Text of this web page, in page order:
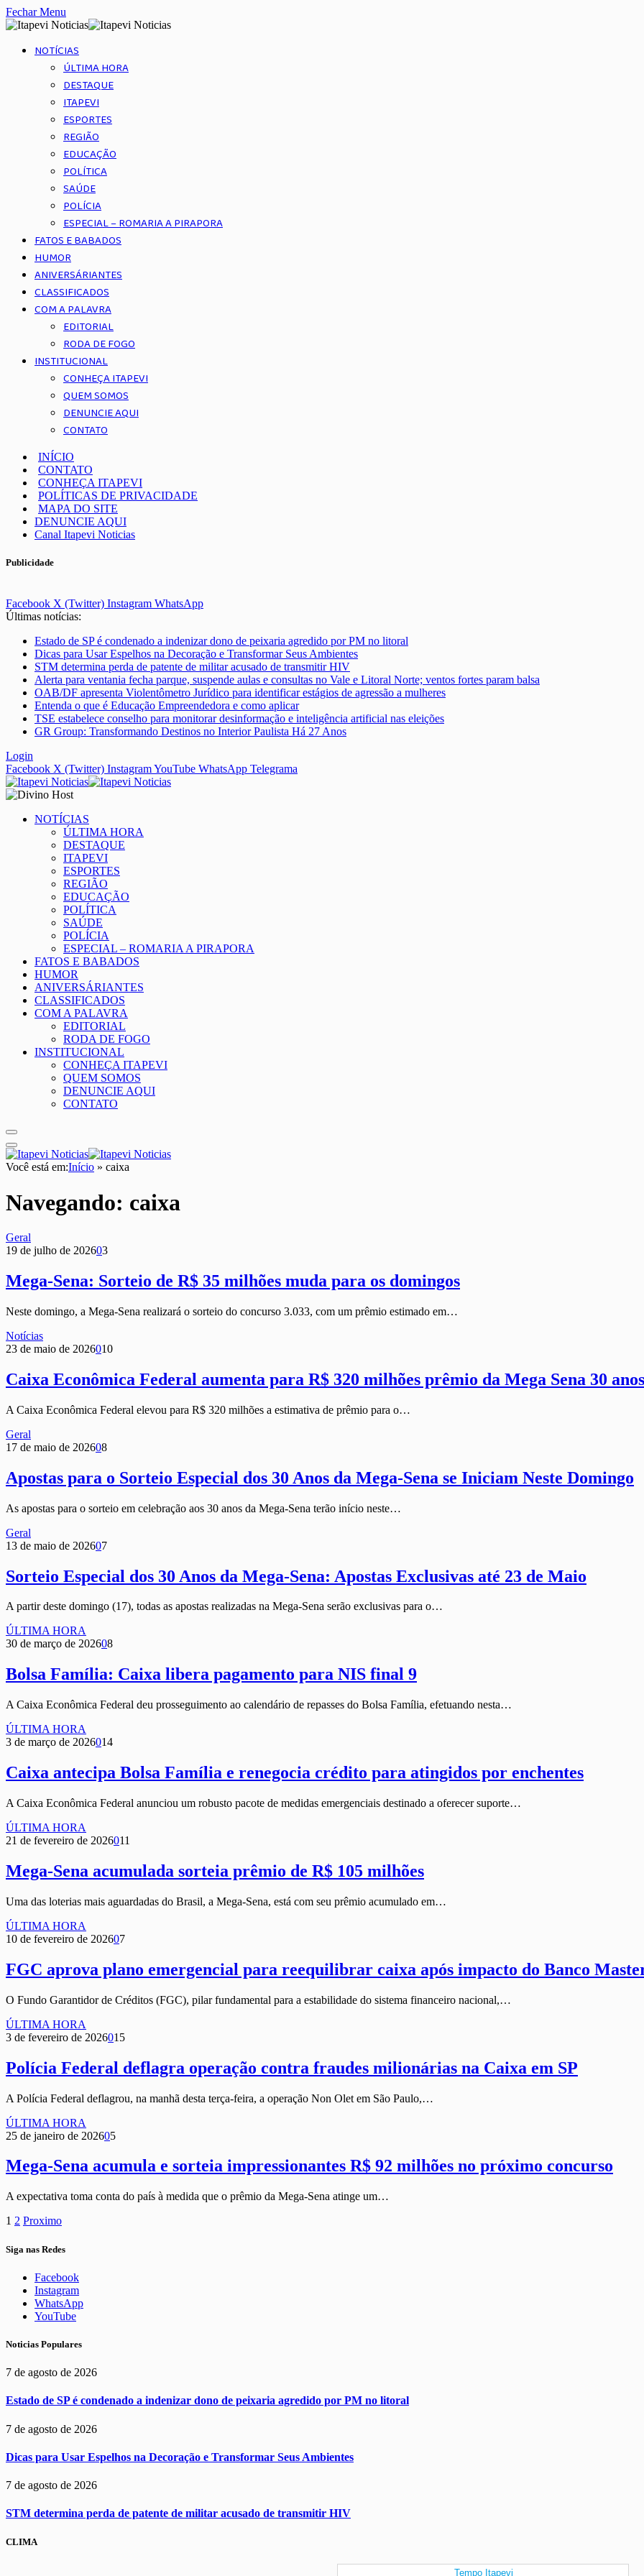
Fechar Menu
NOTÍCIAS
ÚLTIMA HORA
DESTAQUE
ITAPEVI
ESPORTES
REGIÃO
EDUCAÇÃO
POLÍTICA
SAÚDE
POLÍCIA
ESPECIAL – ROMARIA A PIRAPORA
FATOS E BABADOS
HUMOR
ANIVERSÁRIANTES
CLASSIFICADOS
COM A PALAVRA
EDITORIAL
RODA DE FOGO
INSTITUCIONAL
CONHEÇA ITAPEVI
QUEM SOMOS
DENUNCIE AQUI
CONTATO
INÍCIO
CONTATO
CONHEÇA ITAPEVI
POLÍTICAS DE PRIVACIDADE
MAPA DO SITE
DENUNCIE AQUI
Canal Itapevi Noticias
Publicidade
Facebook X (Twitter) Instagram WhatsApp
Últimas notícias:
Estado de SP é condenado a indenizar dono de peixaria agredido por PM no litoral
Dicas para Usar Espelhos na Decoração e Transformar Seus Ambientes
STM determina perda de patente de militar acusado de transmitir HIV
Alerta para ventania fecha parque, suspende aulas e consultas no Vale e Litoral Norte; ventos fortes param balsa
OAB/DF apresenta Violentômetro Jurídico para identificar estágios de agressão a mulheres
Entenda o que é Educação Empreendedora e como aplicar
TSE estabelece conselho para monitorar desinformação e inteligência artificial nas eleições
GR Group: Transformando Destinos no Interior Paulista Há 27 Anos
Login
Facebook X (Twitter) InstagramYouTube WhatsApp Telegrama
NOTÍCIAS
ÚLTIMA HORA
DESTAQUE
ITAPEVI
ESPORTES
REGIÃO
EDUCAÇÃO
POLÍTICA
SAÚDE
POLÍCIA
ESPECIAL – ROMARIA A PIRAPORA
FATOS E BABADOS
HUMOR
ANIVERSÁRIANTES
CLASSIFICADOS
COM A PALAVRA
EDITORIAL
RODA DE FOGO
INSTITUCIONAL
CONHEÇA ITAPEVI
QUEM SOMOS
DENUNCIE AQUI
CONTATO
Você está em:Início » caixa
Navegando: caixa
Geral
19 de julho de 202603
Mega-Sena: Sorteio de R$ 35 milhões muda para os domingos
Neste domingo, a Mega-Sena realizará o sorteio do concurso 3.033, com um prêmio estimado em…
Notícias
23 de maio de 2026010
Caixa Econômica Federal aumenta para R$ 320 milhões prêmio da Mega Sena 30 anos
A Caixa Econômica Federal elevou para R$ 320 milhões a estimativa de prêmio para o…
Geral
17 de maio de 202608
Apostas para o Sorteio Especial dos 30 Anos da Mega-Sena se Iniciam Neste Domingo
As apostas para o sorteio em celebração aos 30 anos da Mega-Sena terão início neste…
Geral
13 de maio de 202607
Sorteio Especial dos 30 Anos da Mega-Sena: Apostas Exclusivas até 23 de Maio
A partir deste domingo (17), todas as apostas realizadas na Mega-Sena serão exclusivas para o…
ÚLTIMA HORA
30 de março de 202608
Bolsa Família: Caixa libera pagamento para NIS final 9
A Caixa Econômica Federal deu prosseguimento ao calendário de repasses do Bolsa Família, efetuando nesta…
ÚLTIMA HORA
3 de março de 2026014
Caixa antecipa Bolsa Família e renegocia crédito para atingidos por enchentes
A Caixa Econômica Federal anunciou um robusto pacote de medidas emergenciais destinado a oferecer suporte…
ÚLTIMA HORA
21 de fevereiro de 2026011
Mega-Sena acumulada sorteia prêmio de R$ 105 milhões
Uma das loterias mais aguardadas do Brasil, a Mega-Sena, está com seu prêmio acumulado em…
ÚLTIMA HORA
10 de fevereiro de 202607
FGC aprova plano emergencial para reequilibrar caixa após impacto do Banco
O Fundo Garantidor de Créditos (FGC), pilar fundamental para a estabilidade do sistema financeiro nacional,…
ÚLTIMA HORA
3 de fevereiro de 2026015
Polícia Federal deflagra operação contra fraudes milionárias na Caixa em SP
A Polícia Federal deflagrou, na manhã desta terça-feira, a operação Non Olet em São Paulo,…
ÚLTIMA HORA
25 de janeiro de 202605
Mega-Sena acumula e sorteia impressionantes R$ 92 milhões no próximo concurso
A expectativa toma conta do país à medida que o prêmio da Mega-Sena atinge um…
1 2 Proximo
Siga nas Redes
Facebook
Instagram
WhatsApp
YouTube
Noticias Populares
7 de agosto de 2026
Estado de SP é condenado a indenizar dono de peixaria agredido por PM no litoral
7 de agosto de 2026
Dicas para Usar Espelhos na Decoração e Transformar Seus Ambientes
7 de agosto de 2026
STM determina perda de patente de militar acusado de transmitir HIV
CLIMA